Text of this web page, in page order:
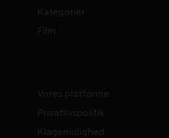
Kategorier
Film
Vores platforme
Privatlivspolitik
Klagemulighed